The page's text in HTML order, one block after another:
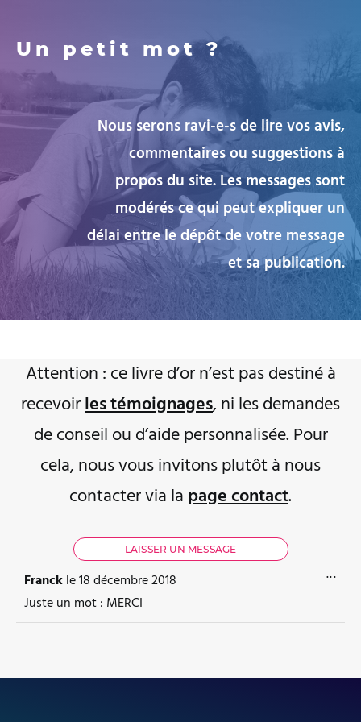
Un petit mot ?
Nous serons ravi-e-s de lire vos avis,
commentaires ou suggestions à
propos du site. Les messages sont
modérés ce qui peut expliquer un
délai entre le dépôt de votre message
et sa publication.
Attention : ce livre d’or n’est pas destiné à
recevoirles témoignages, ni les demandes
de conseil ou d’aide personnalisée. Pour
cela, nous vous invitons plutôt à nous
contacter via la page contact.
Franck le18 décembre 2018
Juste un mot : MERCI
...